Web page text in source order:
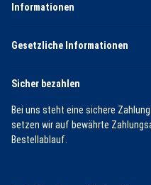
Informationen
Gesetzliche Informationen
Sicher bezahlen
Bei uns steht eine sichere
setzen wir auf bewährte
Bestellablauf.